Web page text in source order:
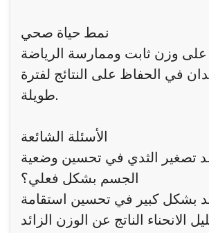
نمط حياة صحي
على وزن ثابت وممارسة الرياضة
في الحفاظ على النتائج لفترة
طويلة.
الأسئلة الشائعة
تصغير الثدي في تحسين وضعية
الجسم بشكل فعلي؟
بشكل كبير في تحسين استقامة